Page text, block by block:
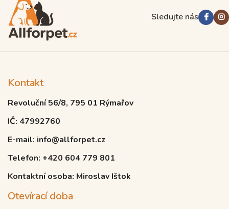
Sledujte nás
Kontakt
Revoluční 56/8, 795 01 Rýmařov
IČ: 47992760
E-mail: info@allforpet.cz
Telefon: +420 604 779 801
Kontaktní osoba: Miroslav Ištok
Otevírací doba